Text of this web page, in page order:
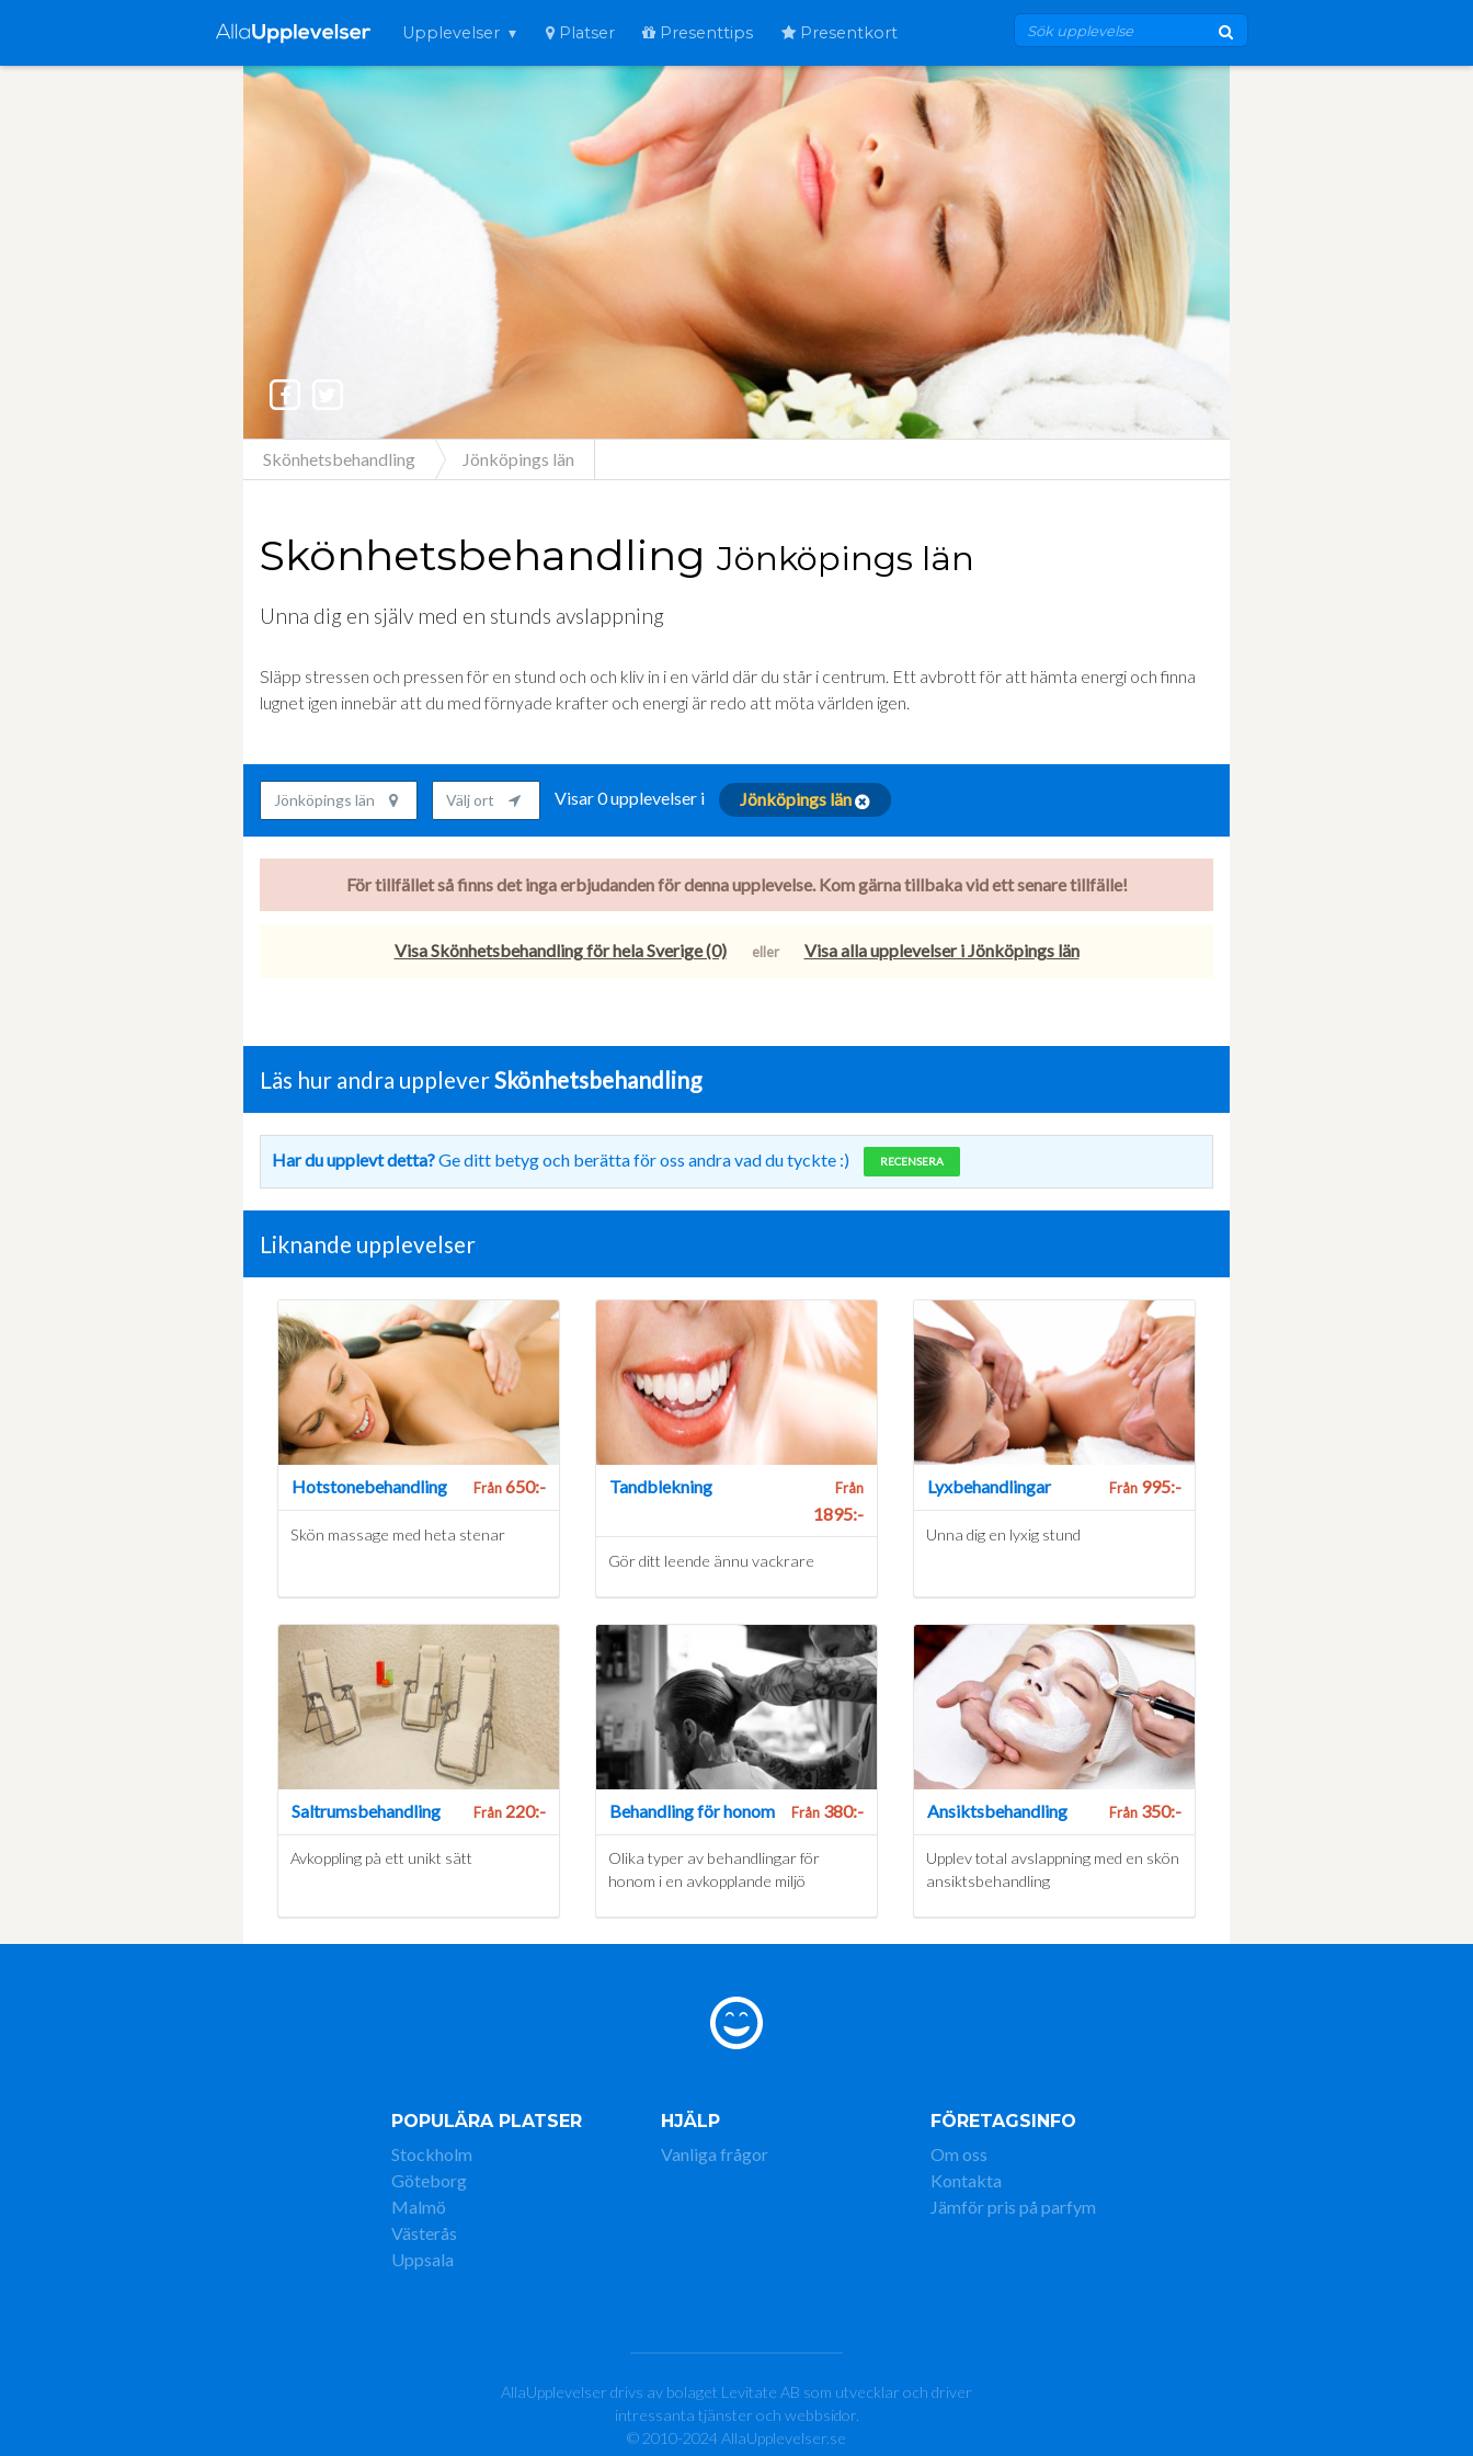
Upplevelser Platser Presenttips Presentkort
Skönhetsbehandling Jönköpings län
Skönhetsbehandling Jönköpings län
Unna dig en själv med en stunds avslappning
Släpp stressen och pressen för en stund och och kliv in i en värld där du står i centrum. Ett avbrott för att hämta energi och finna
lugnet igen innebär att du med förnyade krafter och energi är redo att möta världen igen.
Jönköpings län Välj ort Visar 0 upplevelser i Jönköpings län
För tillfället så finns det inga erbjudanden för denna upplevelse. Kom gärna tillbaka vid ett senare tillfälle!
Visa Skönhetsbehandling för hela Sverige (0) eller Visa alla upplevelser i Jönköpings län
Läs hur andra uppleverSkönhetsbehandling
Har du upplevt detta?Ge ditt betyg och berätta för oss andra vad du tyckte :) RECENSERA
Liknande upplevelser
Hotstonebehandling Från650:-
Skön massage med heta stenar
Tandblekning Från
1895:-
Gör ditt leende ännu vackrare
Lyxbehandlingar Från995:-
Unna dig en lyxig stund
Saltrumsbehandling Från220:-
Avkoppling på ett unikt sätt
Behandling för honom Från380:-
Olika typer av behandlingar för
honom i en avkopplande miljö
Ansiktsbehandling Från350:-
Upplev total avslappning med en skön
ansiktsbehandling
POPULÄRA PLATSER
Stockholm
Göteborg
Malmö
Västerås
Uppsala
HJÄLP
Vanliga frågor
FÖRETAGSINFO
Om oss
Kontakta
Jämför pris på parfym
AllaUpplevelser drivs av bolaget Levitate AB som utvecklar och driver
intressanta tjänster och webbsidor.
© 2010-2024 AllaUpplevelser.se